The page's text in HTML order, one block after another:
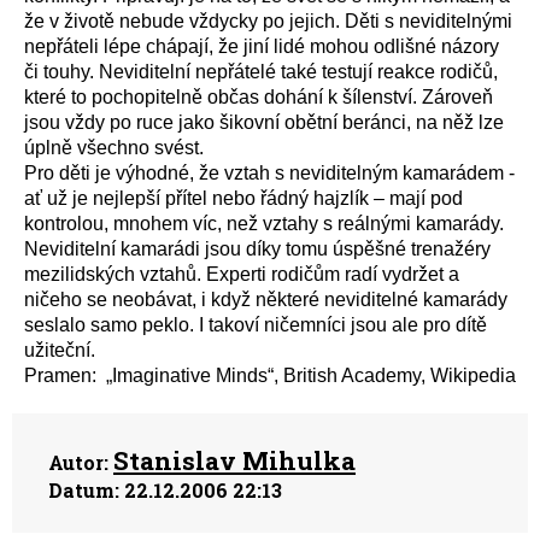
že v životě nebude vždycky po jejich. Děti s neviditelnými
nepřáteli lépe chápají, že jiní lidé mohou odlišné názory
či touhy. Neviditelní nepřátelé také testují reakce rodičů,
které to pochopitelně občas dohání k šílenství. Zároveň
jsou vždy po ruce jako šikovní obětní beránci, na něž lze
úplně všechno svést.
Pro děti je výhodné, že vztah s neviditelným kamarádem -
ať už je nejlepší přítel nebo řádný hajzlík – mají pod
kontrolou, mnohem víc, než vztahy s reálnými kamarády.
Neviditelní kamarádi jsou díky tomu úspěšné trenažéry
mezilidských vztahů. Experti rodičům radí vydržet a
ničeho se neobávat, i když některé neviditelné kamarády
seslalo samo peklo. I takoví ničemníci jsou ale pro dítě
užiteční.
Pramen: „Imaginative Minds“, British Academy, Wikipedia
Autor: Stanislav Mihulka
Datum: 22.12.2006 22:13